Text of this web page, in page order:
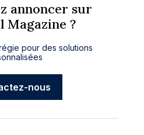
annoncer sur
Magazine ?
pour des solutions
nous